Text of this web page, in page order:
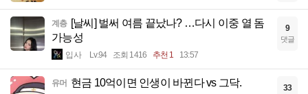
계층 [날씨] 벌써 여름 끝났나? …다시 이중 열 돔
가능성
입사 Lv.94 조회 1416 추천 1 13:57
9
댓글
유머 현금 10억이면 인생이 바뀐다 vs 그닥. 33